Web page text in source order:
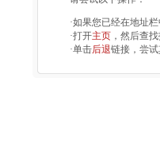
·如果您已经在地址
·打开主页 ，然后查
·单击后退链接，尝试